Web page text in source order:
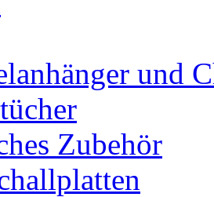
und
Zubehör